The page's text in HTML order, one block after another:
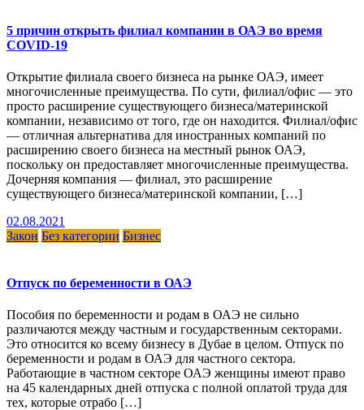
5 причин открыть филиал компании в ОАЭ во время
COVID-19
Открытие филиала своего бизнеса на рынке ОАЭ, имеет
многочисленные преимущества. По сути, филиал/офис — это
просто расширение существующего бизнеса/материнской
компании, независимо от того, где он находится. Филиал/офис
— отличная альтернатива для иностранных компаний по
расширению своего бизнеса на местный рынок ОАЭ,
поскольку он предоставляет многочисленные преимущества.
Дочерняя компания — филиал, это расширение
существующего бизнеса/материнской компании, […]
02.08.2021
Закон Без категории Бизнес
Отпуск по беременности в ОАЭ
Пособия по беременности и родам в ОАЭ не сильно
различаются между частным и государственным секторами.
Это относится ко всему бизнесу в Дубае в целом. Отпуск по
беременности и родам в ОАЭ для частного сектора.
Работающие в частном секторе ОАЭ женщины имеют право
на 45 календарных дней отпуска с полной оплатой труда для
тех, которые отрабо […]